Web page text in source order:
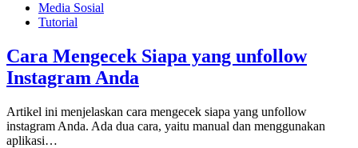
Media Sosial
Tutorial
Cara Mengecek Siapa yang unfollow
Instagram Anda
Artikel ini menjelaskan cara mengecek siapa yang unfollow
instagram Anda. Ada dua cara, yaitu manual dan menggunakan
aplikasi…